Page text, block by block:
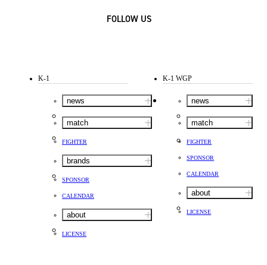
FOLLOW US
K-1
news
match
FIGHTER
brands
SPONSOR
CALENDAR
about
LICENSE
K-1 WGP
news
match
FIGHTER
SPONSOR
CALENDAR
about
LICENSE